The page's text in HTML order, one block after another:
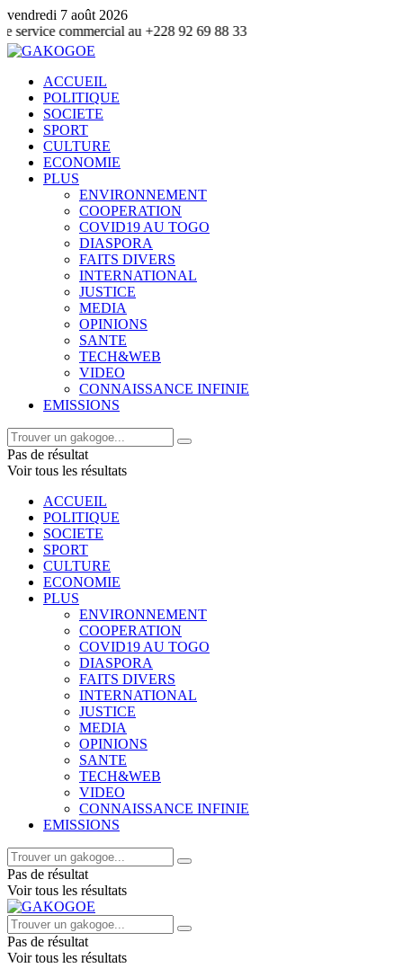
vendredi 7 août 2026
au +228 92 69 88 33
ACCUEIL
POLITIQUE
SOCIETE
SPORT
CULTURE
ECONOMIE
PLUS
ENVIRONNEMENT
COOPERATION
COVID19 AU TOGO
DIASPORA
FAITS DIVERS
INTERNATIONAL
JUSTICE
MEDIA
OPINIONS
SANTE
TECH&WEB
VIDEO
CONNAISSANCE INFINIE
EMISSIONS
Pas de résultat
Voir tous les résultats
ACCUEIL
POLITIQUE
SOCIETE
SPORT
CULTURE
ECONOMIE
PLUS
ENVIRONNEMENT
COOPERATION
COVID19 AU TOGO
DIASPORA
FAITS DIVERS
INTERNATIONAL
JUSTICE
MEDIA
OPINIONS
SANTE
TECH&WEB
VIDEO
CONNAISSANCE INFINIE
EMISSIONS
Pas de résultat
Voir tous les résultats
Pas de résultat
Voir tous les résultats